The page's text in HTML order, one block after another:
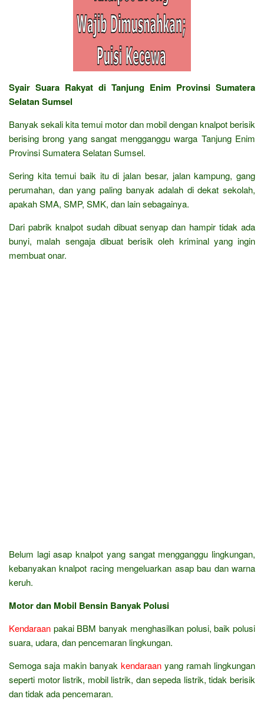
Syair Suara Rakyat di Tanjung Enim Provinsi Sumatera
Selatan Sumsel
Banyak sekali kita temui motor dan mobil dengan knalpot berisik
berising brong yang sangat mengganggu warga Tanjung Enim
Provinsi Sumatera Selatan Sumsel.
Sering kita temui baik itu di jalan besar, jalan kampung, gang
perumahan, dan yang paling banyak adalah di dekat sekolah,
apakah SMA, SMP, SMK, dan lain sebagainya.
Dari pabrik knalpot sudah dibuat senyap dan hampir tidak ada
bunyi, malah sengaja dibuat berisik oleh kriminal yang ingin
membuat onar.
Belum lagi asap knalpot yang sangat mengganggu lingkungan,
kebanyakan knalpot racing mengeluarkan asap bau dan warna
keruh.
Motor dan Mobil Bensin Banyak Polusi
Kendaraan pakai BBM banyak menghasilkan polusi, baik polusi
suara, udara, dan pencemaran lingkungan.
Semoga saja makin banyak kendaraan yang ramah lingkungan
seperti motor listrik, mobil listrik, dan sepeda listrik, tidak berisik
dan tidak ada pencemaran.